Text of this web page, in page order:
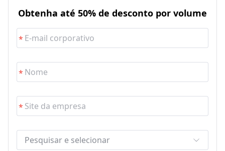
Obtenha até 50% de desconto por volume
Pesquisar e selecionar